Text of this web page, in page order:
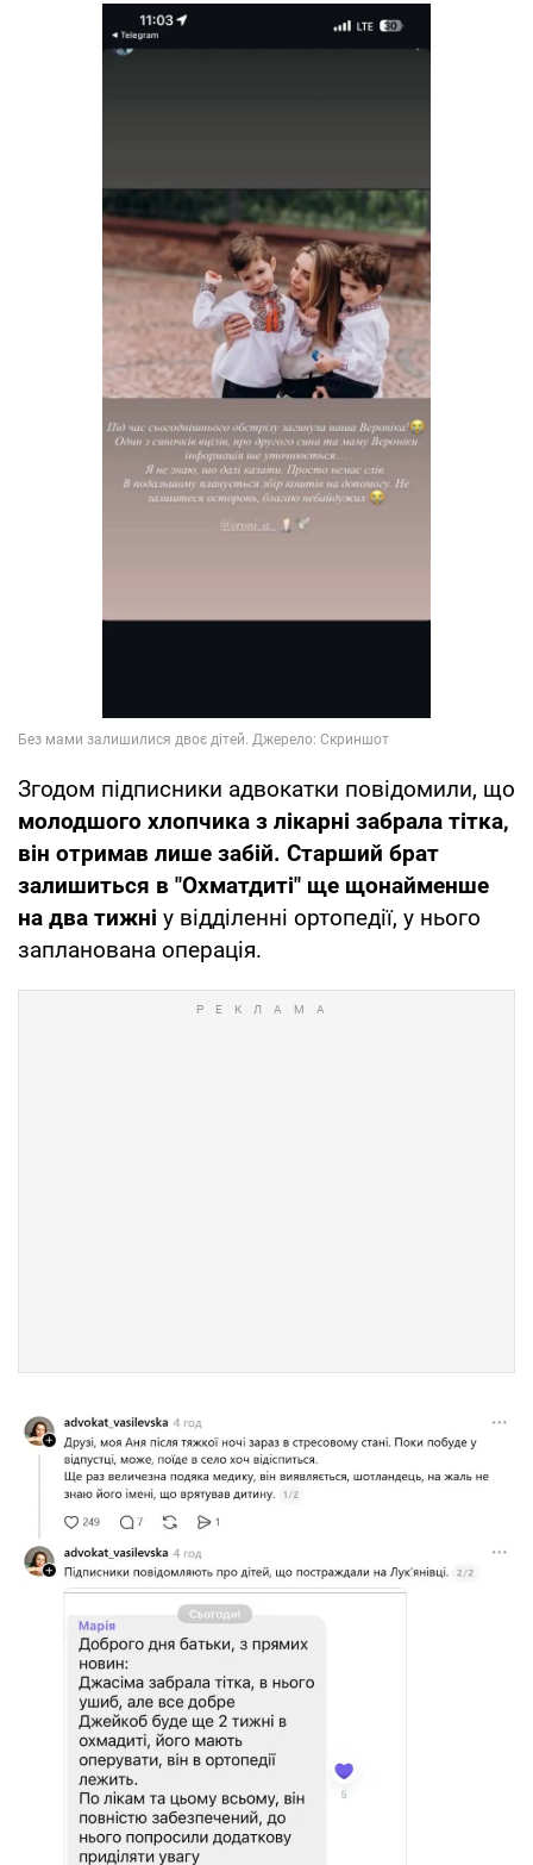
Згодом підписники адвокатки повідомили, що
молодшого хлопчика з лікарні забрала тітка,
він отримав лише забій. Старший брат
залишиться в "Охматдиті" ще щонайменше
на два тижні у відділенні ортопедії, у нього
запланована операція.